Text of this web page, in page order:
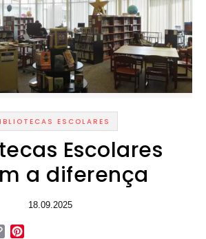
ESCOLARES
Escolares
a diferença
18.09.2025
Copy